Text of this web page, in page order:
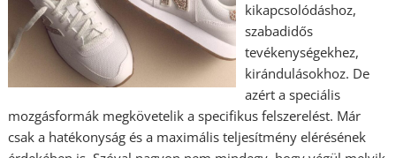
kikapcsolódáshoz,
szabadidős
tevékenységekhez,
kirándulásokhoz. De
azért a speciális
mozgásformák megkövetelik a specifikus felszerelést. Már
csak a hatékonyság és a maximális teljesítmény elérésének